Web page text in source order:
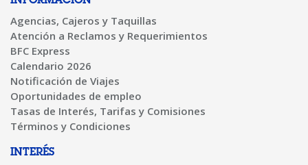
Agencias, Cajeros y Taquillas
Atención a Reclamos y Requerimientos
BFC Express
Calendario 2026
Notificación de Viajes
Oportunidades de empleo
Tasas de Interés, Tarifas y Comisiones
Términos y Condiciones
INTERÉS